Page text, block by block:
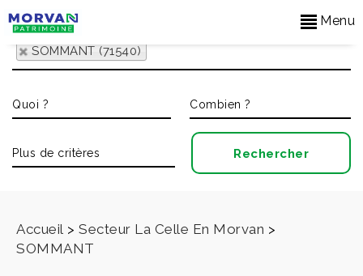
Menu
SOMMANT (71540)
Accueil > Secteur La Celle En Morvan >
SOMMANT